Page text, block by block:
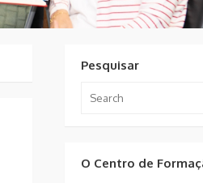
Pesquisar
for:
O Centro de